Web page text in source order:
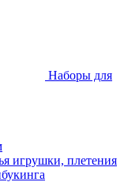
Наборы для
игрушки, плетения